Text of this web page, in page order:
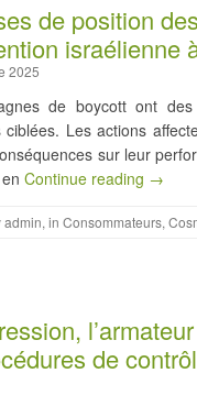
de position
israélienne
2025
de boycott ont
ciblées. Les actions
sur leur
Continue reading →
admin, in Consommateurs,
de